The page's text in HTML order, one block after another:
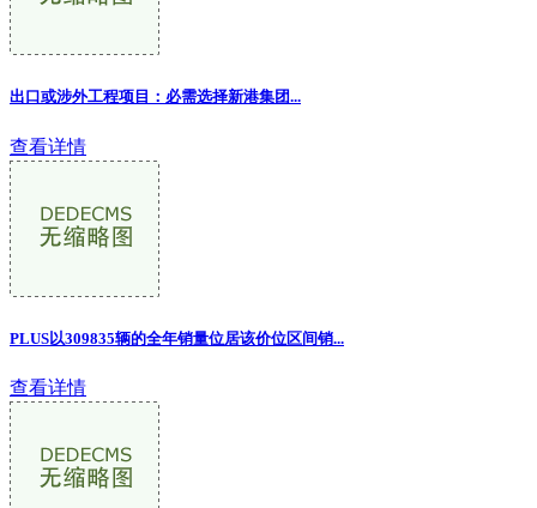
出口或涉外工程项目：必需选择新港集团...
查看详情
PLUS以309835辆的全年销量位居该价位区间销...
查看详情